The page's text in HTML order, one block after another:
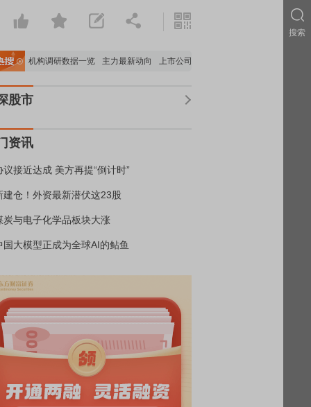
据 机构调研数据一览 主力最新动向 上市公司限售股解禁一览
股市
资讯
议接近达成 美方再提“倒计时”
建仓！外资最新潜伏这23股
炭与电子化学品板块大涨
国大模型正成为全球AI的鲇鱼
搜索